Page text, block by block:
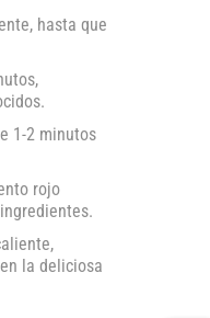
hasta que
1-2 minutos
rojo
la deliciosa